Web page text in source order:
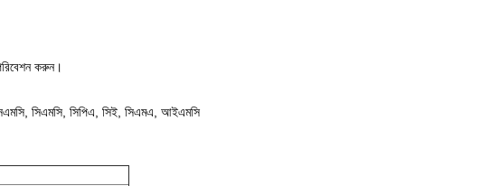
করুন।
সিপিএ, সিই, সিএমএ, আইএমসি